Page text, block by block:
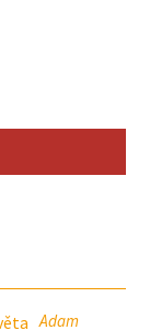
Adam